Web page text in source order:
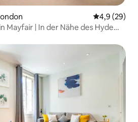
4,9 (29)
Mayfair | In der Nähe des Hyde